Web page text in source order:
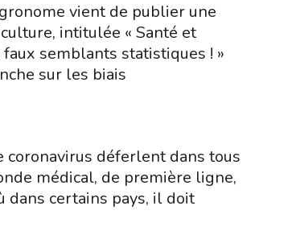
vient de publier une
intitulée « Santé et
semblants statistiques ! »
sur les biais
coronavirus déferlent dans tous
médical, de première ligne,
dans certains pays, il doit